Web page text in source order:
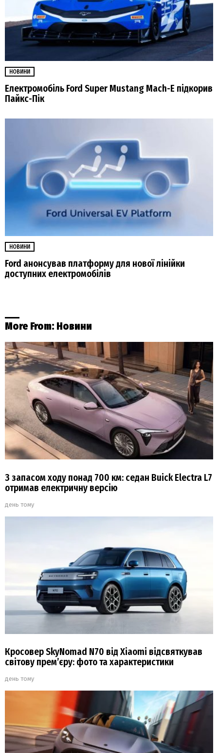
НОВИНИ
Електромобіль Ford Super Mustang Mach-E підкорив
Пайкс-Пік
НОВИНИ
Ford анонсував платформу для нової лінійки
доступних електромобілів
More From: Новини
З запасом ходу понад 700 км: седан Buick Electra L7
отримав електричну версію
день тому
Кросовер SkyNomad N70 від Xiaomi відсвяткував
світову прем’єру: фото та характеристики
день тому